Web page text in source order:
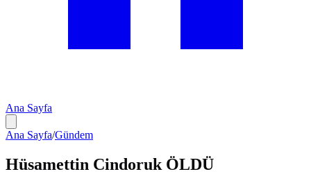
Ana Sayfa
Ana Sayfa/Gündem
Hüsamettin Cindoruk ÖLDÜ